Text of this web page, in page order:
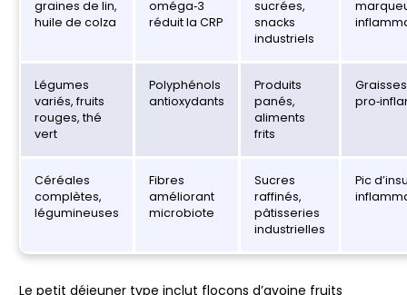
graines de lin,
huile de colza
oméga‑3
réduit la CRP
sucrées,
snacks
industriels
Légumes
variés, fruits
rouges, thé
vert
Polyphénols
antioxydants
Produits
panés,
aliments
frits
Céréales
complètes,
légumineuses
Fibres
améliorant
microbiote
Sucres
raffinés,
pâtisseries
industrielles
Pic
Le petit déjeuner type inclut flocons d’avoine fruits